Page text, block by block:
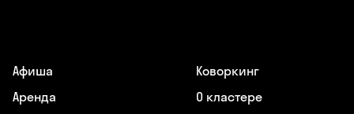
Афиша
Аренда
Коворкинг
О кластере